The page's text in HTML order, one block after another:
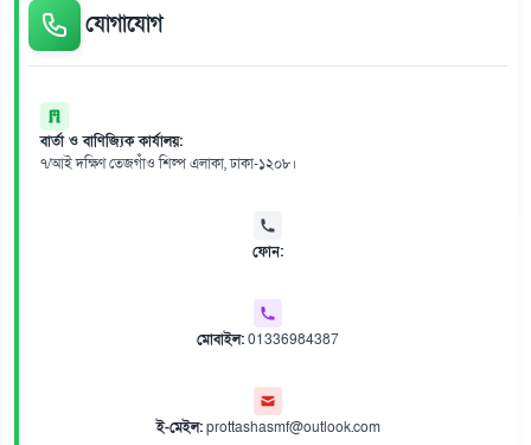
যোগাযোগ
বার্তা ও বাণিজ্যিক কার্যালয়:
৭/আই দক্ষিণ তেজগাঁও শিল্প এলাকা, ঢাকা-১২০৮।
ফোন:
মোবাইল:01336984387
ই-মেইল:prottashasmf@outlook.com